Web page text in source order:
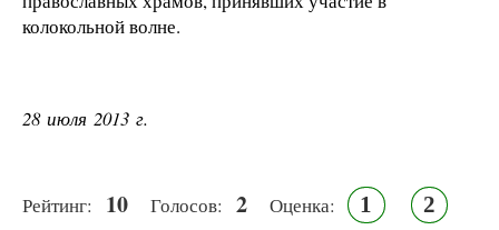
колокольной волне.
28 июля 2013 г.
Рейтинг: 10 Голосов: 2 Оценка: 1 2